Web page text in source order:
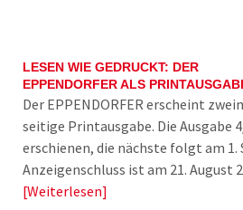
LESEN WIE GEDRUCKT: DER
EPPENDORFER ALS
Der EPPENDORFER erscheint
seitige Printausgabe. Die Ausgabe
erschienen, die nächste folgt am 1.
Anzeigenschluss ist am 21.
Weiterlesen